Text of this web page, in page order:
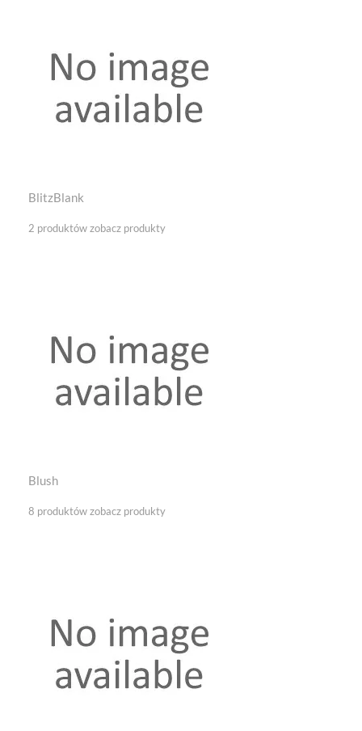
BlitzBlank
2 produktówzobacz produkty
Blush
8 produktówzobacz produkty